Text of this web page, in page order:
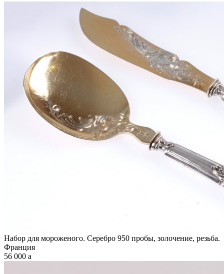
Набор для мороженого. Серебро 950 пробы, золочение, резьба.
Франция
56 000 a